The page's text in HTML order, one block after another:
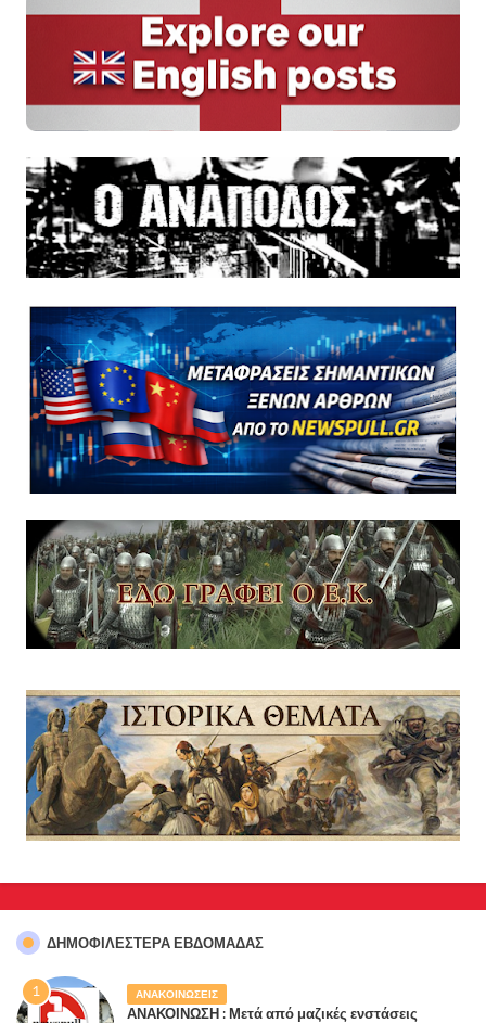
ΔΗΜΟΦΙΛΈΣΤΕΡΑ ΕΒΔΟΜΆΔΑΣ
ΑΝΑΚΟΙΝΩΣΕΙΣ
ΑΝΑΚΟΙΝΩΣΗ : Μετά από μαζικές ενστάσεις